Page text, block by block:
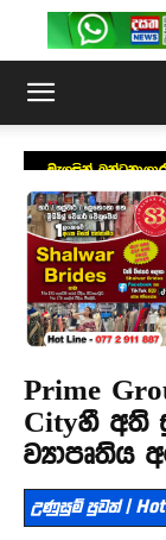
මැගසින්
Prime
Cityහී අති
ව්‍යාපෘතිය
උණුසුම් පුවත් | Hot